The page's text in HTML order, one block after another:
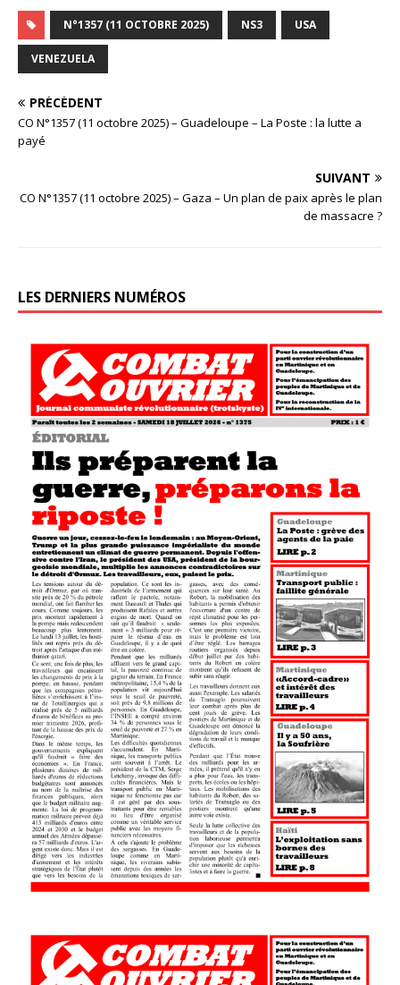
N°1357 (11 OCTOBRE 2025) NS3 USA
VENEZUELA
PRÉCÉDENT
CO N°1357 (11 octobre 2025) – Guadeloupe – La Poste : la lutte a
payé
SUIVANT
CO N°1357 (11 octobre 2025) – Gaza – Un plan de paix après le plan
de massacre ?
LES DERNIERS NUMÉROS